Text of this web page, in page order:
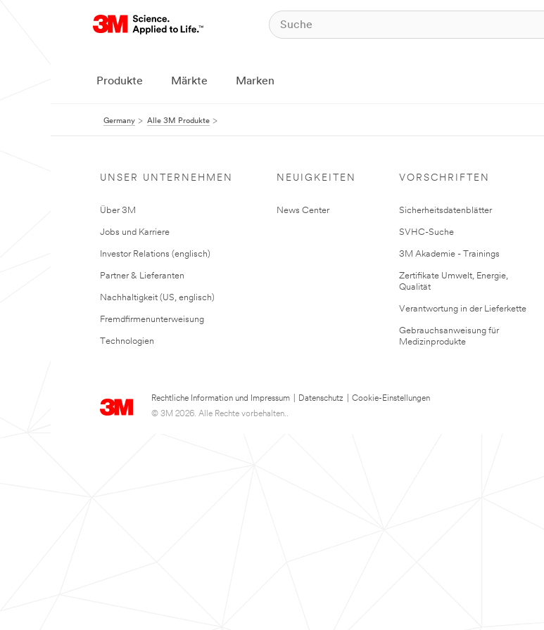
Produkte Märkte Marken
Germany Alle 3M Produkte
UNSER UNTERNEHMEN
Über 3M
Jobs und Karriere
Investor Relations (englisch)
Partner & Lieferanten
Nachhaltigkeit (US, englisch)
Fremdfirmenunterweisung
Technologien
NEUIGKEITEN
News Center
VORSCHRIFTEN
Sicherheitsdatenblätter
SVHC-Suche
3M Akademie - Trainings
Zertifikate Umwelt, Energie,
Qualität
Verantwortung in der Lieferkette
Gebrauchsanweisung für
Medizinprodukte
Rechtliche Information und Impressum Datenschutz
Cookie-Einstellungen
© 3M 2026. Alle Rechte vorbehalten..